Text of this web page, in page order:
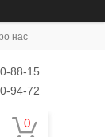
нас
88-15
94-72